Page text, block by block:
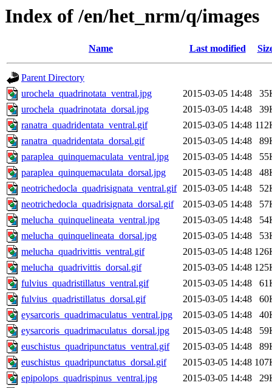
Index of /en/het_nrm/q/images
Name Last modified
Parent Directory
urochela_quadrinotata_ventral.jpg
2015-03-05 14:48
urochela_quadrinotata_dorsal.jpg
2015-03-05 14:48
ranatra_quadridentata_ventral.gif
2015-03-05 14:48
ranatra_quadridentata_dorsal.gif
2015-03-05 14:48
paraplea_quinquemaculata_ventral.jpg
2015-03-05 14:48
paraplea_quinquemaculata_dorsal.jpg
2015-03-05 14:48
neotrichedocla_quadrisignata_ventral.gif 2015-03-05 14:48
neotrichedocla_quadrisignata_dorsal.gif
2015-03-05 14:48
melucha_quinquelineata_ventral.jpg
2015-03-05 14:48
melucha_quinquelineata_dorsal.jpg
2015-03-05 14:48
melucha_quadrivittis_ventral.gif
2015-03-05 14:48
melucha_quadrivittis_dorsal.gif
2015-03-05 14:48
fulvius_quadristillatus_ventral.gif
2015-03-05 14:48
fulvius_quadristillatus_dorsal.gif
2015-03-05 14:48
eysarcoris_quadrimaculatus_ventral.jpg
2015-03-05 14:48
eysarcoris_quadrimaculatus_dorsal.jpg
2015-03-05 14:48
euschistus_quadripunctatus_ventral.gif
2015-03-05 14:48
euschistus_quadripunctatus_dorsal.gif
2015-03-05 14:48
epipolops_quadrispinus_ventral.jpg
2015-03-05 14:48